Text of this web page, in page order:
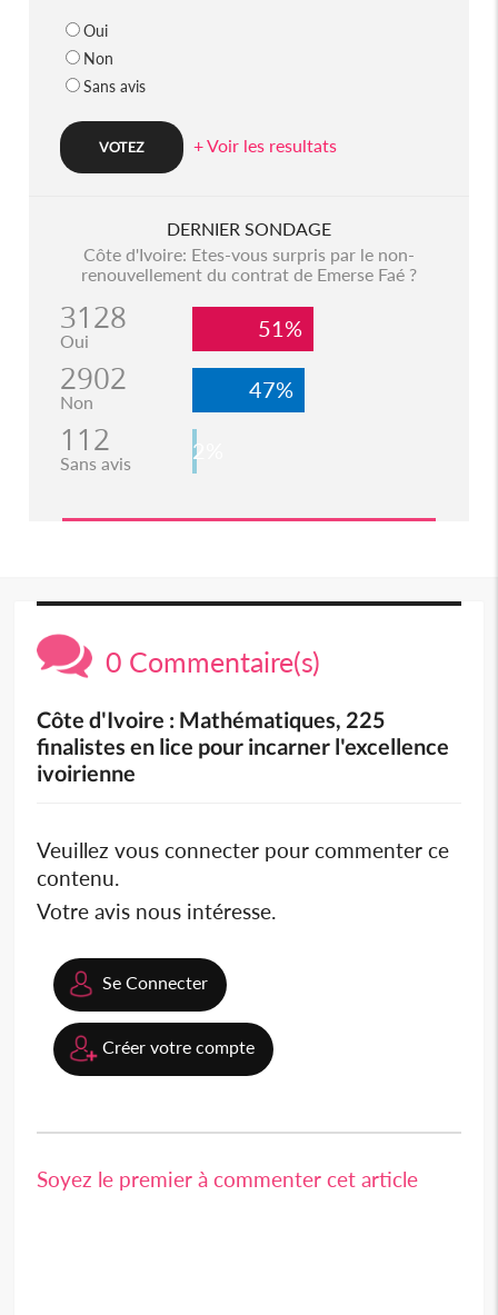
Oui
Non
Sans avis
+ Voir les resultats
DERNIER SONDAGE
Côte d'Ivoire: Etes-vous surpris par le non-
renouvellement du contrat de Emerse Faé ?
3128
Oui 51%
2902
Non 47%
112
Sans avis 2%
0 Commentaire(s)
Côte d'Ivoire : Mathématiques, 225
finalistes en lice pour incarner l'excellence
ivoirienne
Veuillez vous connecter pour commenter ce
contenu.
Votre avis nous intéresse.
Se Connecter
Créer votre compte
Soyez le premier à commenter cet article